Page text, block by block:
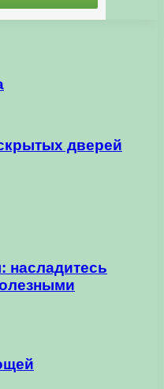
дверей
насладитесь